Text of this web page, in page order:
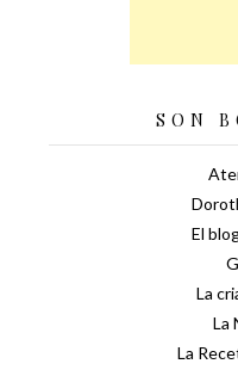
SON
El
La
La
La